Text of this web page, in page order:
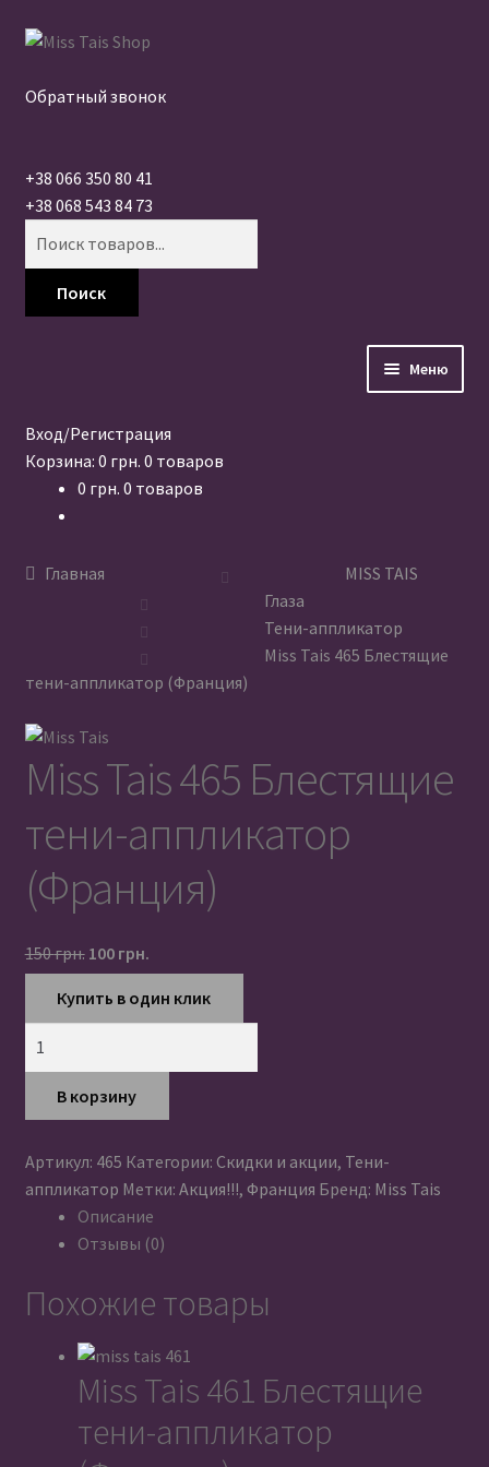
Перейти
навигации
Перейти
содержимому
Обратный звонок
+38 066 350 80 41
+38 068 543 84 73
Поиск
Меню
Бренды
О нас
Отзывы
Доставка и оплата
Вход/Регистрация
Корзина: 0 грн. 0 товаров
0 грн. 0 товаров
Главная
MISS TAIS
Глаза
Тени-аппликатор
Miss Tais 465 Блестящие
тени-аппликатор (Франция)
Miss Tais 465 Блестящие
тени-аппликатор
(Франция)
150грн. Первоначальная
цена
составляла
100 грн.
цена:
100 грн..
Купить в один клик
465
тени-
аппликатор
(Франция)
В корзину
Артикул: 465 Категории: Скидки и акции, Тени-
аппликатор Метки: Акция!!!, Франция Бренд: Miss Tais
Описание
Отзывы (0)
Похожие товары
Miss Tais 461 Блестящие
тени-аппликатор